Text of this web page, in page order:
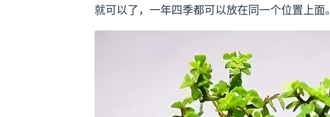
就可以了，一年四季都可以放在同一个位置上面。